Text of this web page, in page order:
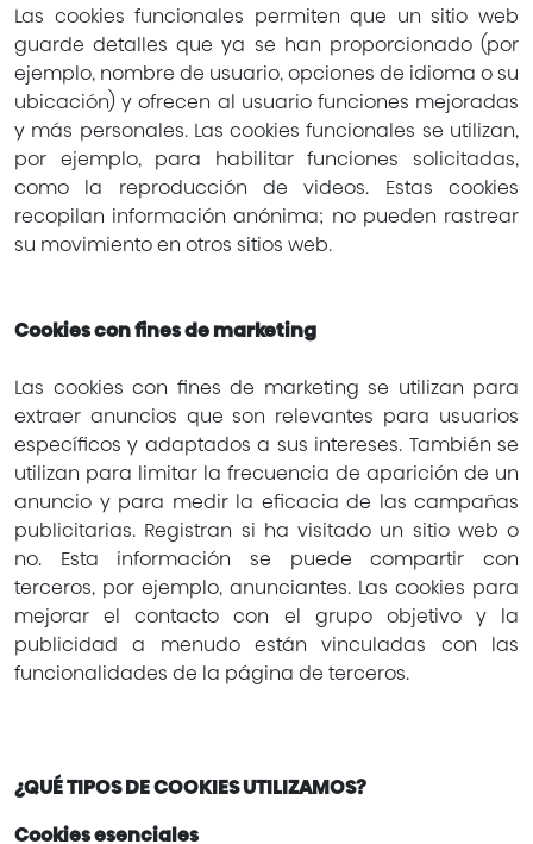
Las cookies funcionales permiten que un sitio web
guarde detalles que ya se han proporcionado (por
ejemplo, nombre de usuario, opciones de idioma o su
ubicación) y ofrecen al usuario funciones mejoradas
y más personales. Las cookies funcionales se utilizan,
por ejemplo, para habilitar funciones solicitadas,
como la reproducción de videos. Estas cookies
recopilan información anónima; no pueden rastrear
su movimiento en otros sitios web.
Cookies con fines de marketing
Las cookies con fines de marketing se utilizan para
extraer anuncios que son relevantes para usuarios
específicos y adaptados a sus intereses. También se
utilizan para limitar la frecuencia de aparición de un
anuncio y para medir la eficacia de las campañas
publicitarias. Registran si ha visitado un sitio web o
no. Esta información se puede compartir con
terceros, por ejemplo, anunciantes. Las cookies para
mejorar el contacto con el grupo objetivo y la
publicidad a menudo están vinculadas con las
funcionalidades de la página de terceros.
¿QUÉ TIPOS DE COOKIES UTILIZAMOS?
Cookies esenciales